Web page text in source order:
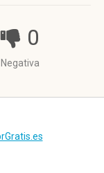
0
Negativa